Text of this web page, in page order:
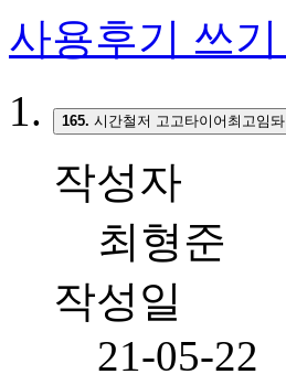
사용후기 쓰기
165. 시간철저 고고타이어최고임돠
작성자
최형준
작성일
21-05-22